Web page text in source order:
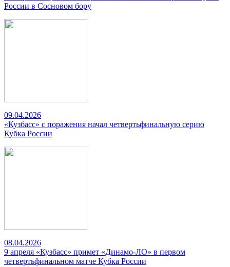
России в Сосновом бору
09.04.2026
«Кузбасс» с поражения начал четвертьфинальную серию
Кубка России
08.04.2026
9 апреля «Кузбасс» примет «Динамо-ЛО» в первом
четвертьфинальном матче Кубка России